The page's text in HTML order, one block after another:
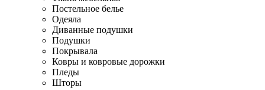
Постельное белье
Одеяла
Диванные подушки
Подушки
Покрывала
Ковры и ковровые дорожки
Пледы
Шторы